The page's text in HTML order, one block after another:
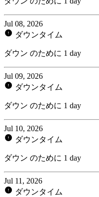
Jul 08, 2026
ダウンタイム
ダウン のために 1 day
Jul 09, 2026
ダウンタイム
ダウン のために 1 day
Jul 10, 2026
ダウンタイム
ダウン のために 1 day
Jul 11, 2026
ダウンタイム